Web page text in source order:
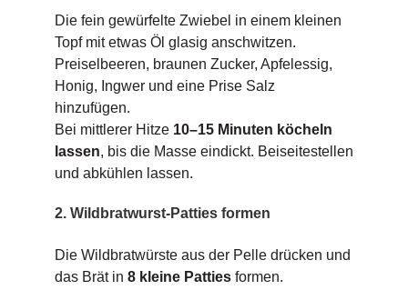
Die fein gewürfelte Zwiebel in einem kleinen
Topf mit etwas Öl glasig anschwitzen.
Preiselbeeren, braunen Zucker, Apfelessig,
Honig, Ingwer und eine Prise Salz
hinzufügen.
Bei mittlerer Hitze 10–15 Minuten köcheln
lassen, bis die Masse eindickt. Beiseitestellen
und abkühlen lassen.
2. Wildbratwurst-Patties formen
Die Wildbratwürste aus der Pelle drücken und
das Brät in 8 kleine Pattiesformen.